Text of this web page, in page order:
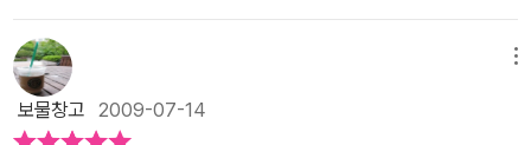
나 4와 9처럼 작은 숫자가 큰 숫자 앞에 놓이면 큰 수에서 작은 숫자
를 빼 주어야 한다고. 어려운 문제 한번 내볼까? 네 자리 수 MCMXC
를 맞춰보시라!
나열하는 대신에 로마 숫자의 대표선수 일곱문자를 소개한다. 바로 I,
V,X,L,C,D,M 이 바로 그것이다. 아라비아 숫자로 표시하는 대신 그
림으로 이 문자가 얼마를 의미하는 것인지 제시한다. 당연히 이 부분
에서는 아이와 열심히 책속의 돼지들을 세기 시작했다. I,V,X,L까지는
보물창고 2009-07-14